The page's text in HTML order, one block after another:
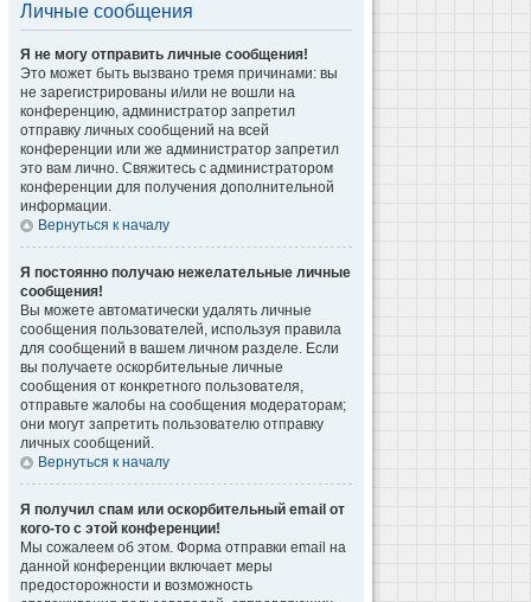
Личные сообщения
Я не могу отправить личные сообщения!
Это может быть вызвано тремя причинами: вы
не зарегистрированы и/или не вошли на
конференцию, администратор запретил
отправку личных сообщений на всей
конференции или же администратор запретил
это вам лично. Свяжитесь с администратором
конференции для получения дополнительной
информации.
Вернуться к началу
Я постоянно получаю нежелательные личные
сообщения!
Вы можете автоматически удалять личные
сообщения пользователей, используя правила
для сообщений в вашем личном разделе. Если
вы получаете оскорбительные личные
сообщения от конкретного пользователя,
отправьте жалобы на сообщения модераторам;
они могут запретить пользователю отправку
личных сообщений.
Вернуться к началу
Я получил спам или оскорбительный email от
кого-то с этой конференции!
Мы сожалеем об этом. Форма отправки email на
данной конференции включает меры
предосторожности и возможность